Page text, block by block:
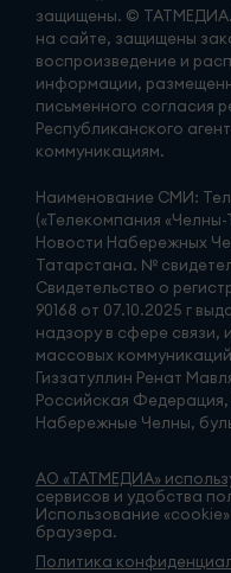
защищены. ©
на сайте, защищены
воспроизведение и
информации,
письменного согласия
Республиканского
коммуникациям.
Наименование СМИ:
(«Телекомпания «Челны-
Новости Набережных
Татарстана. №
Свидетельство о
90168 от 07.10.2025 г
надзору в сфере связи,
массовых
Гиззатуллин Ренат
Российская
Набережные Челны,
АО «ТАТМЕДИА»
сервисов и удобства
Использование
браузера.
Политика